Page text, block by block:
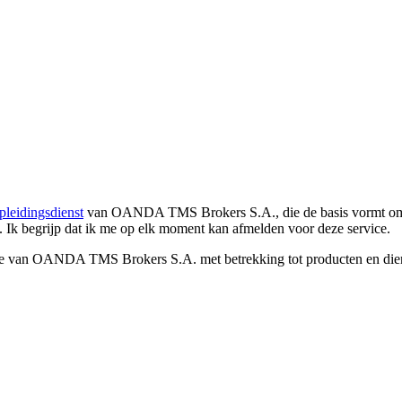
van OANDA TMS Brokers S.A., die de basis vormt
Ik begrijp dat ik me op elk moment kan afmelden voor deze service.
OANDA TMS Brokers S.A. met betrekking tot producten en